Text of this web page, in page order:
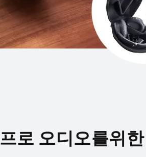
프로 오디오를위